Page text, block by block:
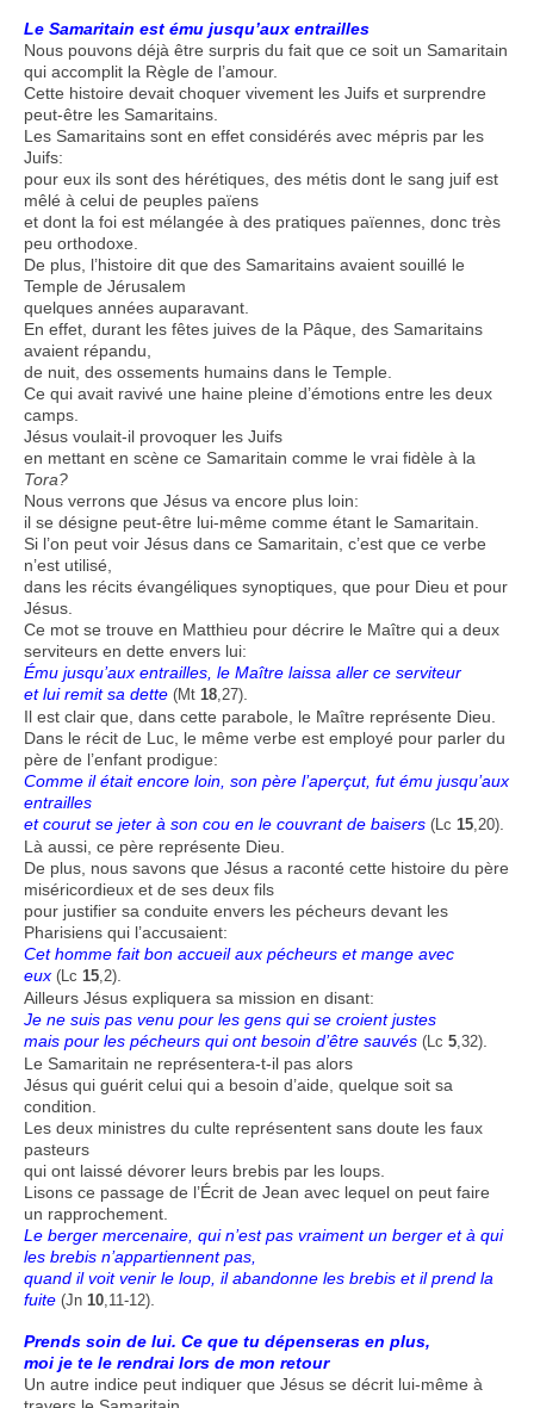
Le Samaritain est ému jusqu’aux entrailles
Nous pouvons déjà être surpris du fait que ce soit un Samaritain
qui accomplit la Règle de l’amour.
Cette histoire devait choquer vivement les Juifs et surprendre
peut-être les Samaritains.
Les Samaritains sont en effet considérés avec mépris par les
Juifs:
pour eux ils sont des hérétiques, des métis dont le sang juif est
mêlé à celui de peuples païens
et dont la foi est mélangée à des pratiques païennes, donc très
peu orthodoxe.
De plus, l’histoire dit que des Samaritains avaient souillé le
Temple de Jérusalem
quelques années auparavant.
En effet, durant les fêtes juives de la Pâque, des Samaritains
avaient répandu,
de nuit, des ossements humains dans le Temple.
Ce qui avait ravivé une haine pleine d’émotions entre les deux
camps.
Jésus voulait-il provoquer les Juifs
en mettant en scène ce Samaritain comme le vrai fidèle à la
Tora?
Nous verrons que Jésus va encore plus loin:
il se désigne peut-être lui-même comme étant le Samaritain.
Si l’on peut voir Jésus dans ce Samaritain, c’est que ce verbe
n’est utilisé,
dans les récits évangéliques synoptiques, que pour Dieu et pour
Jésus.
Ce mot se trouve en Matthieu pour décrire le Maître qui a deux
serviteurs en dette envers lui:
Ému jusqu’aux entrailles, le Maître laissa aller ce serviteur
et lui remit sa dette (Mt 18,27)
Il est clair que, dans cette parabole, le Maître représente Dieu.
Dans le récit de Luc, le même verbe est employé pour parler du
père de l’enfant prodigue:
Comme il était encore loin, son père l’aperçut, fut ému jusqu’aux
entrailles
et courut se jeter à son cou en le couvrant de baisers (Lc 15,20)
Là aussi, ce père représente Dieu.
De plus, nous savons que Jésus a raconté cette histoire du père
miséricordieux et de ses deux fils
pour justifier sa conduite envers les pécheurs devant les
Pharisiens qui l’accusaient:
Cet homme fait bon accueil aux pécheurs et mange avec
eux (Lc 15,2)
Ailleurs Jésus expliquera sa mission en disant:
Je ne suis pas venu pour les gens qui se croient justes
mais pour les pécheurs qui ont besoin d’être sauvés (Lc 5,32)
Le Samaritain ne représentera-t-il pas alors
Jésus qui guérit celui qui a besoin d’aide, quelque soit sa
condition.
Les deux ministres du culte représentent sans doute les faux
pasteurs
qui ont laissé dévorer leurs brebis par les loups.
Lisons ce passage de l’Écrit de Jean avec lequel on peut faire
un rapprochement.
Le berger mercenaire, qui n’est pas vraiment un berger et à qui
les brebis n’appartiennent pas,
quand il voit venir le loup, il abandonne les brebis et il prend la
fuite (Jn 10,11-12)
Prends soin de lui. Ce que tu dépenseras en plus,
moi je te le rendrai lors de mon retour
Un autre indice peut indiquer que Jésus se décrit lui-même à